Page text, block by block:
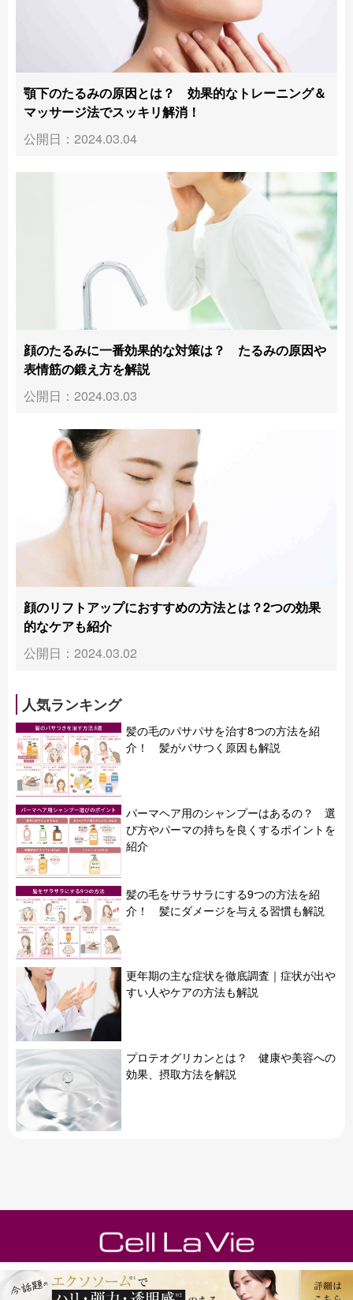
顎下のたるみの原因とは？ 効果的なトレーニング＆
マッサージ法でスッキリ解消！
公開日：2024.03.04
顔のたるみに一番効果的な対策は？ たるみの原因や
表情筋の鍛え方を解説
公開日：2024.03.03
顔のリフトアップにおすすめの方法とは？2つの効果
的なケアも紹介
公開日：2024.03.02
人気ランキング
髪の毛のパサパサを治す8つの方法を紹
介！ 髪がパサつく原因も解説
パーマヘア用のシャンプーはあるの？ 選
び方やパーマの持ちを良くするポイントを
紹介
髪の毛をサラサラにする9つの方法を紹
介！ 髪にダメージを与える習慣も解説
更年期の主な症状を徹底調査｜症状が出や
すい人やケアの方法も解説
プロテオグリカンとは？ 健康や美容への
効果、摂取方法を解説
運営会社 フラコラ公式オンラインショップ